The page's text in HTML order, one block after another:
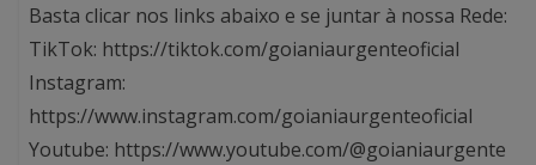
Basta clicar nos links abaixo e se juntar à nossa Rede:
TikTok: https://tiktok.com/goianiaurgenteoficial
Instagram:
https://www.instagram.com/goianiaurgenteoficial
Youtube: https://www.youtube.com/@goianiaurgente